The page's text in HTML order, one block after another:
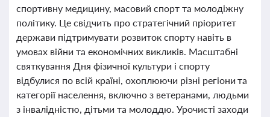
спортивну медицину, масовий спорт та молодіжну
політику. Це свідчить про стратегічний пріоритет
держави підтримувати розвиток спорту навіть в
умовах війни та економічних викликів. Масштабні
святкування Дня фізичної культури і спорту
відбулися по всій країні, охоплюючи різні регіони та
категорії населення, включно з ветеранами, людьми
з інвалідністю, дітьми та молоддю. Урочисті заходи